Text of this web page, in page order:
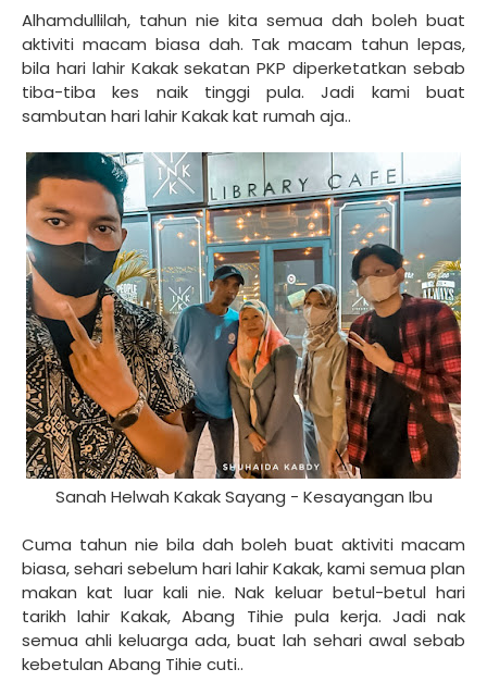
Alhamdullilah, tahun nie kita semua dah boleh buat
aktiviti macam biasa dah. Tak macam tahun lepas,
bila hari lahir Kakak sekatan PKP diperketatkan sebab
tiba-tiba kes naik tinggi pula. Jadi kami buat
sambutan hari lahir Kakak kat rumah aja..
Sanah Helwah Kakak Sayang - Kesayangan Ibu
Cuma tahun nie bila dah boleh buat aktiviti macam
biasa, sehari sebelum hari lahir Kakak, kami semua plan
makan kat luar kali nie. Nak keluar betul-betul hari
tarikh lahir Kakak, Abang Tihie pula kerja. Jadi nak
semua ahli keluarga ada, buat lah sehari awal sebab
kebetulan Abang Tihie cuti..